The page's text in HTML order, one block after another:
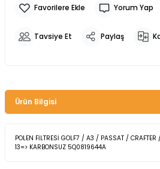
Yorum Yap
Tavsiye Et Paylaş
Ürün Bilgisi
POLEN FİLTRESİ GOLF7 / A3 / PASSAT /
13=> KARBONSUZ 5Q0819644A